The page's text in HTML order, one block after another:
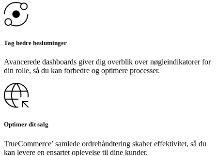
Tag bedre beslutninger
Avancerede dashboards giver dig overblik over nøgleindikatorer for
din rolle, så du kan forbedre og optimere processer.
Optimer dit salg
TrueCommerce’ samlede ordrehåndtering skaber effektivitet, så du
kan levere en ensartet oplevelse til dine kunder.